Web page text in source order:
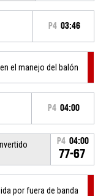
P4 03:46
el manejo del balón
P4 04:00
P4 04:00
77-67
por fuera de banda